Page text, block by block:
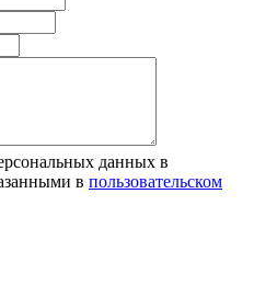
данных в
в пользовательском